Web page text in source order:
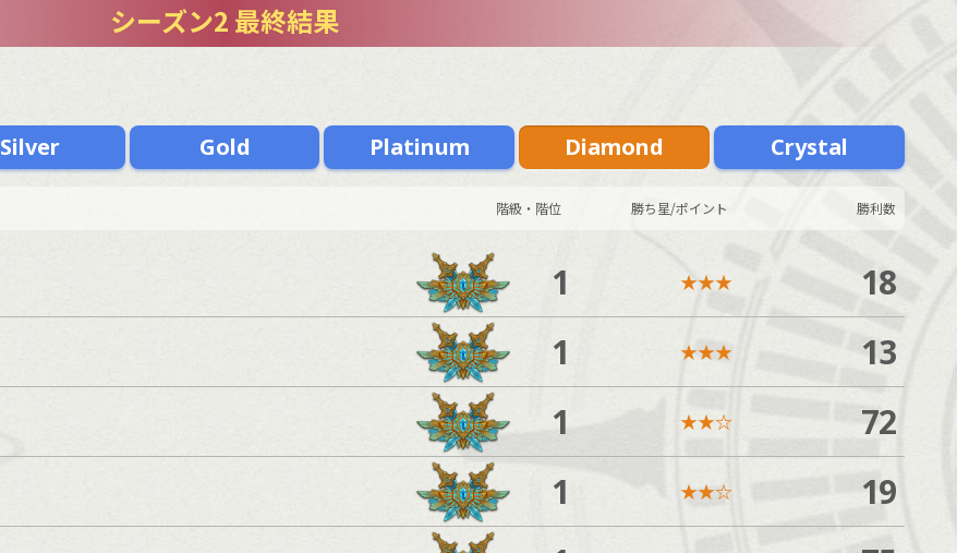
シーズン2 最終結果
Silver Gold Platinum Diamond Crystal
階級・階位 勝ち星/ポイント 勝利数
1 ★★★ 18
1 ★★★ 13
1 ★★☆ 72
1 ★★☆ 19